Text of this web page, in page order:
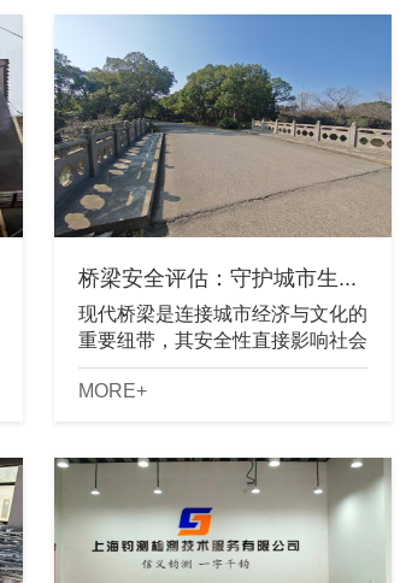
桥梁安全评估：守护城市生...
现代桥梁是连接城市经济与文化的
重要纽带，其安全性直接影响社会
运行效率和公众生命安全。...
MORE+